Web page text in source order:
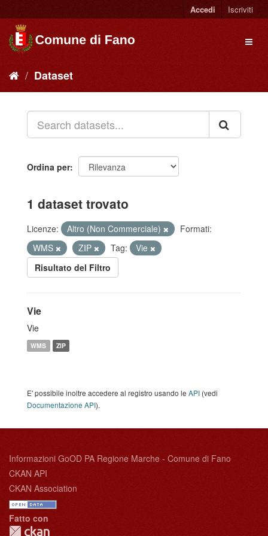
Accedi Iscriviti
Dataset
Ordina per
1 dataset trovato
Licenze: Altro (Non Commerciale)
Formati:
WMS
ZIP Tag:
Vie
Risultato del Filtro
Vie
Vie
WMS ZIP
E' possibile inoltre accedere al registro usando le API (vedi
Documentazione API).
Informazioni GoOD PA Regione Marche - Comune di Fano
CKAN API
CKAN Association
Fatto con